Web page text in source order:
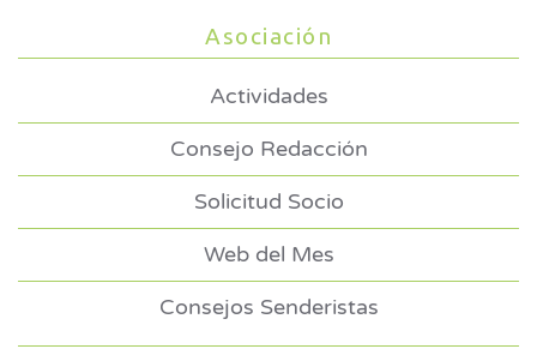
Asociación
Actividades
Consejo Redacción
Solicitud Socio
Web del Mes
Consejos Senderistas